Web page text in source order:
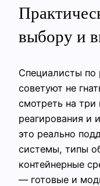
выбору и
Специалисты по
советуют не
смотреть на
реагирования и
это реально
системы, типы
контейнерные
— готовые и